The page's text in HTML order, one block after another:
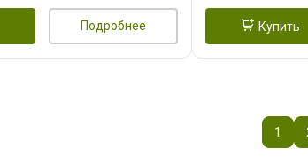
Подробнее Купить
1